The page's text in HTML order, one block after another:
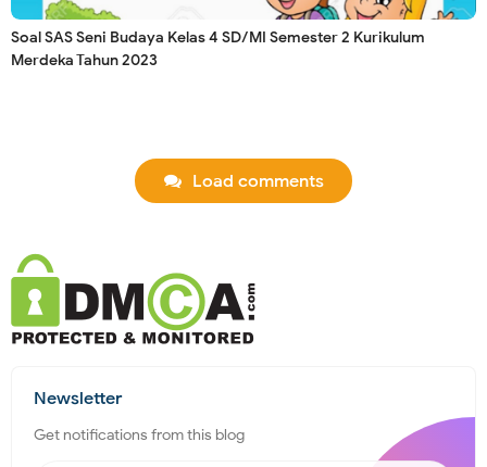
Soal SAS Seni Budaya Kelas 4 SD/MI Semester 2 Kurikulum
Merdeka Tahun 2023
Load comments
Newsletter
Get notifications from this blog